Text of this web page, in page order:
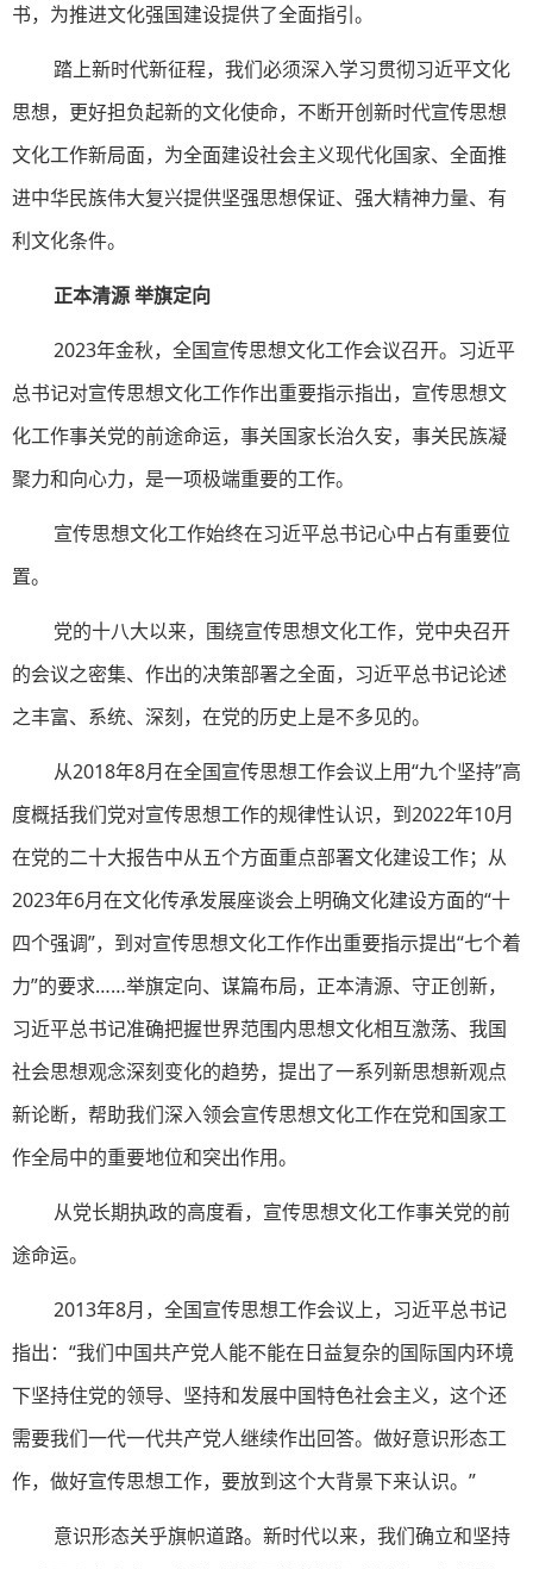
书，为推进文化强国建设提供了全面指引。
踏上新时代新征程，我们必须深入学习贯彻习近平文化
思想，更好担负起新的文化使命，不断开创新时代宣传思想
文化工作新局面，为全面建设社会主义现代化国家、全面推
进中华民族伟大复兴提供坚强思想保证、强大精神力量、有
利文化条件。
正本清源 举旗定向
2023年金秋，全国宣传思想文化工作会议召开。习近平
总书记对宣传思想文化工作作出重要指示指出，宣传思想文
化工作事关党的前途命运，事关国家长治久安，事关民族凝
聚力和向心力，是一项极端重要的工作。
宣传思想文化工作始终在习近平总书记心中占有重要位
置。
党的十八大以来，围绕宣传思想文化工作，党中央召开
的会议之密集、作出的决策部署之全面，习近平总书记论述
之丰富、系统、深刻，在党的历史上是不多见的。
从2018年8月在全国宣传思想工作会议上用“九个坚持”高
度概括我们党对宣传思想工作的规律性认识，到2022年10月
在党的二十大报告中从五个方面重点部署文化建设工作；从
2023年6月在文化传承发展座谈会上明确文化建设方面的“十
四个强调”，到对宣传思想文化工作作出重要指示提出“七个着
力”的要求……举旗定向、谋篇布局，正本清源、守正创新，
习近平总书记准确把握世界范围内思想文化相互激荡、我国
社会思想观念深刻变化的趋势，提出了一系列新思想新观点
新论断，帮助我们深入领会宣传思想文化工作在党和国家工
作全局中的重要地位和突出作用。
从党长期执政的高度看，宣传思想文化工作事关党的前
途命运。
2013年8月，全国宣传思想工作会议上，习近平总书记
指出：“我们中国共产党人能不能在日益复杂的国际国内环境
下坚持住党的领导、坚持和发展中国特色社会主义，这个还
需要我们一代一代共产党人继续作出回答。做好意识形态工
作，做好宣传思想工作，要放到这个大背景下来认识。”
意识形态关乎旗帜道路。新时代以来，我们确立和坚持